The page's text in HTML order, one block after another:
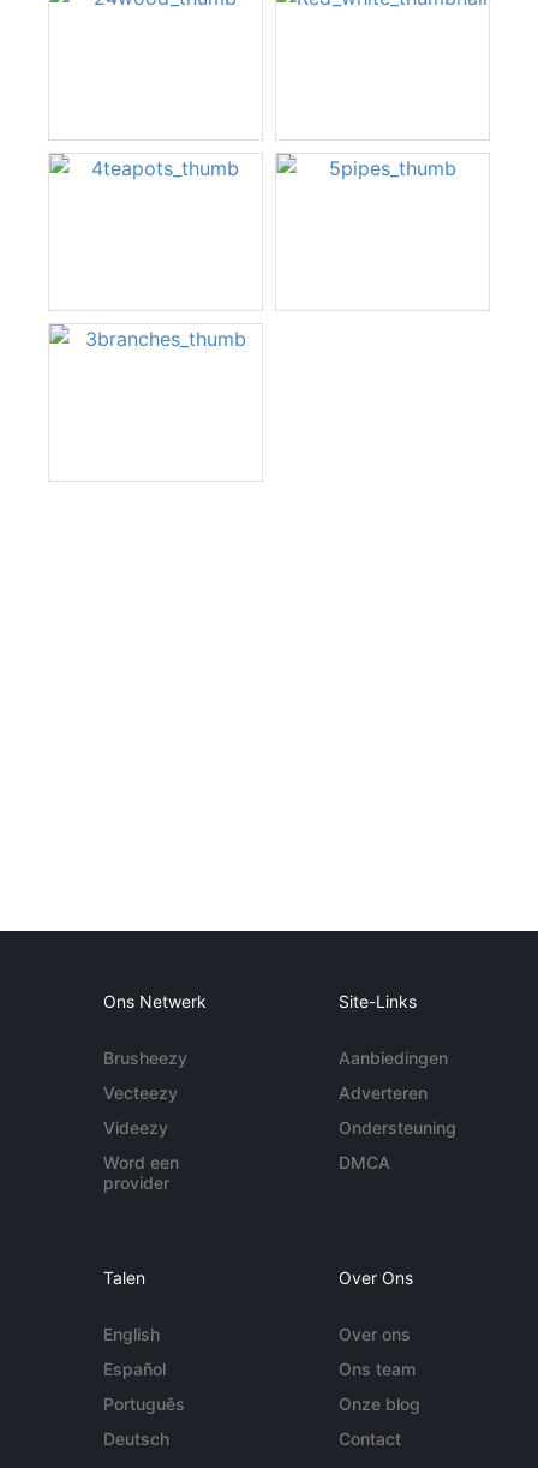
Ons Netwerk
Brusheezy
Vecteezy
Videezy
Word een
provider
Site-Links
Aanbiedingen
Adverteren
Ondersteuning
DMCA
Talen
English
Español
Português
Deutsch
Over Ons
Over ons
Ons team
Onze blog
Contact